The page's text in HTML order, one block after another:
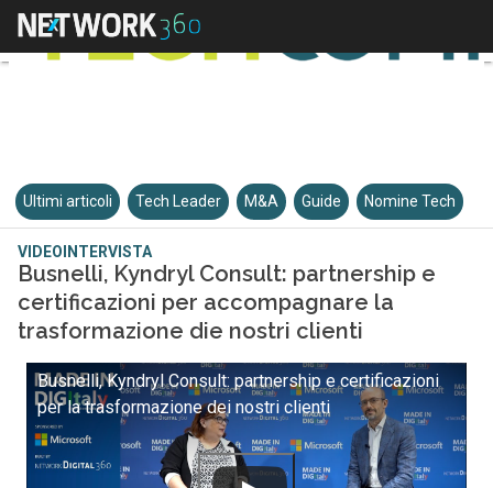
Ultimi articoli Tech Leader M&A Guide Nomine Tech
VIDEOINTERVISTA
Busnelli, Kyndryl Consult: partnership e
certificazioni per accompagnare la
trasformazione die nostri clienti
Busnelli, Kyndryl Consult: partnership e certificazioni
per la trasformazione dei nostri clienti